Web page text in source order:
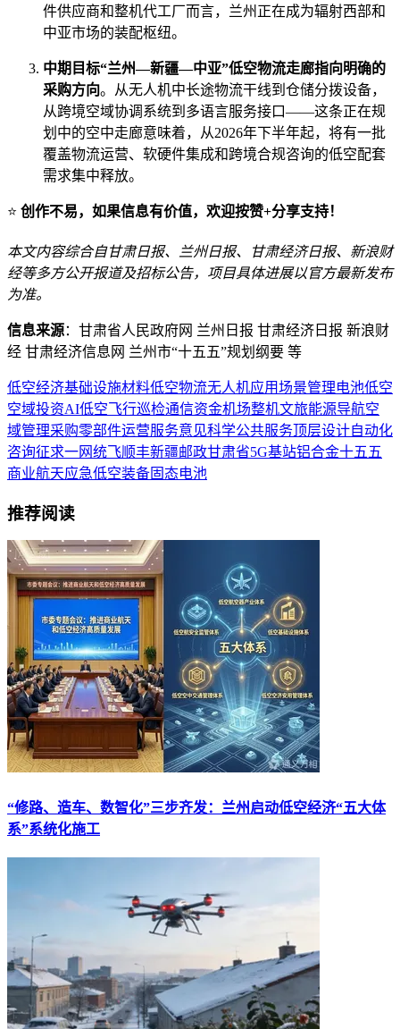
件供应商和整机代工厂而言，兰州正在成为辐射西部和
中亚市场的装配枢纽。
中期目标“兰州—新疆—中亚”低空物流走廊指向明确的
采购方向。从无人机中长途物流干线到仓储分拨设备，
从跨境空域协调系统到多语言服务接口——这条正在规
划中的空中走廊意味着，从2026年下半年起，将有一批
覆盖物流运营、软硬件集成和跨境合规咨询的低空配套
需求集中释放。
⭐ 创作不易，如果信息有价值，欢迎按赞+分享支持！
本文内容综合自甘肃日报、兰州日报、甘肃经济日报、新浪财
经等多方公开报道及招标公告，项目具体进展以官方最新发布
为准。
信息来源：甘肃省人民政府网 兰州日报 甘肃经济日报 新浪财
经 甘肃经济信息网 兰州市“十五五”规划纲要 等
低空经济基础设施材料低空物流无人机应用场景管理电池低空
空域投资AI低空飞行巡检通信资金机场整机文旅能源导航空
域管理采购零部件运营服务意见科学公共服务顶层设计自动化
咨询征求一网统飞顺丰新疆邮政甘肃省5G基站铝合金十五五
商业航天应急低空装备固态电池
推荐阅读
“修路、造车、数智化”三步齐发：兰州启动低空经济“五大体
系”系统化施工